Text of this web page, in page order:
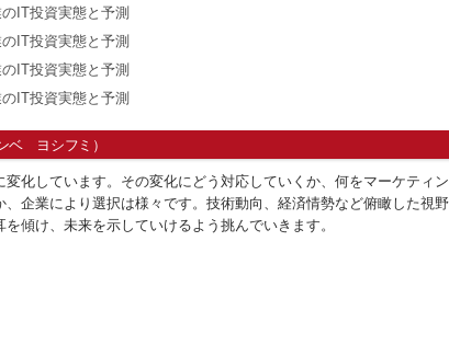
IT投資実態と予測
IT投資実態と予測
IT投資実態と予測
IT投資実態と予測
ベ ヨシフミ）
変化しています。その変化にどう対応していくか、何をマーケティ
、企業により選択は様々です。技術動向、経済情勢など俯瞰した視野
傾け、未来を示していけるよう挑んでいきます。